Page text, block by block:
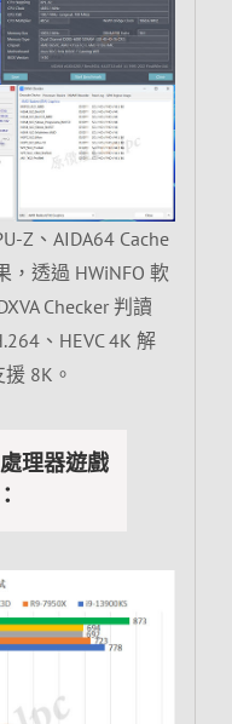
Z、AIDA64 Cache
，透過 HWiNFO 軟
Checker 判讀
、HEVC 4K 解
8K。
理器遊戲